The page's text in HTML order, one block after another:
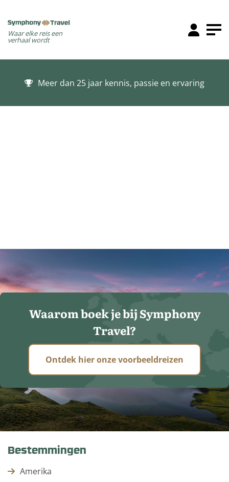
Waar elke reis een
verhaal wordt
Meer dan 25 jaar kennis, passie en ervaring
Waarom boek je bij Symphony
Travel?
Ontdek hier onze voorbeeldreizen
Bestemmingen
Amerika